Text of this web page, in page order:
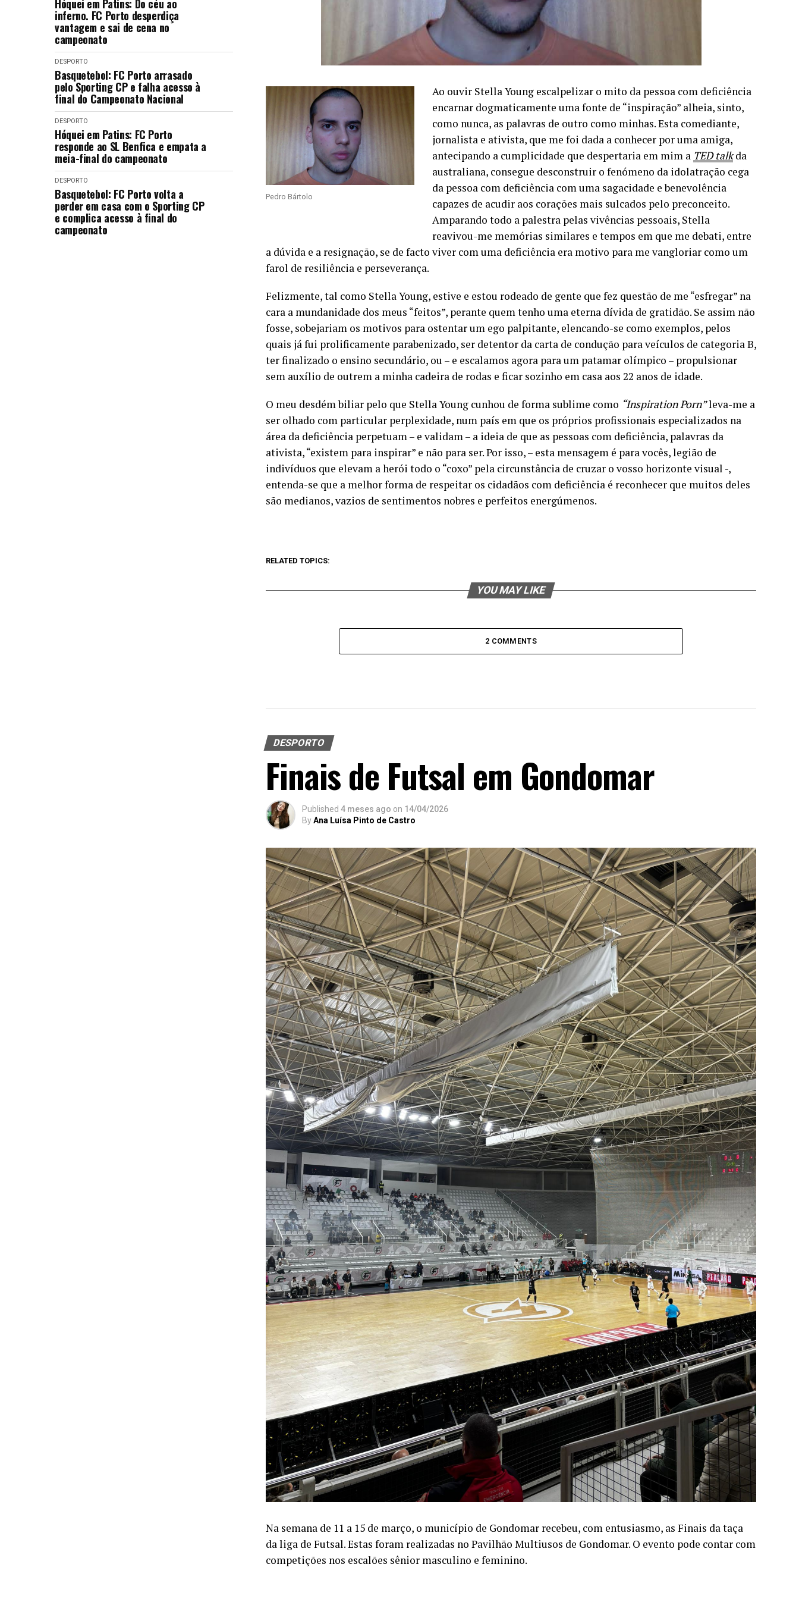
Hóquei em Patins: Do céu ao
inferno. FC Porto desperdiça
vantagem e sai de cena no
campeonato
DESPORTO
Basquetebol: FC Porto arrasado
pelo Sporting CP e falha acesso à
final do Campeonato Nacional
DESPORTO
Hóquei em Patins: FC Porto
responde ao SL Benfica e empata a
meia-final do campeonato
DESPORTO
Basquetebol: FC Porto volta a
perder em casa com o Sporting CP
e complica acesso à final do
campeonato
Pedro Bártolo
Ao ouvir Stella Young escalpelizar o mito da pessoa com deficiência
encarnar dogmaticamente uma fonte de “inspiração” alheia, sinto,
como nunca, as palavras de outro como minhas. Esta comediante,
jornalista e ativista, que me foi dada a conhecer por uma amiga,
antecipando a cumplicidade que despertaria em mim a TED talkda
australiana, consegue desconstruir o fenómeno da idolatração cega
da pessoa com deficiência com uma sagacidade e benevolência
capazes de acudir aos corações mais sulcados pelo preconceito.
Amparando todo a palestra pelas vivências pessoais, Stella
reavivou-me memórias similares e tempos em que me debati, entre
a dúvida e a resignação, se de facto viver com uma deficiência era motivo para me vangloriar como um
farol de resiliência e perseverança.
Felizmente, tal como Stella Young, estive e estou rodeado de gente que fez questão de me “esfregar” na
cara a mundanidade dos meus “feitos”, perante quem tenho uma eterna dívida de gratidão. Se assim não
fosse, sobejariam os motivos para ostentar um ego palpitante, elencando-se como exemplos, pelos
quais já fui prolificamente parabenizado, ser detentor da carta de condução para veículos de categoria B,
ter finalizado o ensino secundário, ou – e escalamos agora para um patamar olímpico – propulsionar
sem auxílio de outrem a minha cadeira de rodas e ficar sozinho em casa aos 22 anos de idade.
O meu desdém biliar pelo que Stella Young cunhou de forma sublime como “Inspiration Porn”leva-me a
ser olhado com particular perplexidade, num país em que os próprios profissionais especializados na
área da deficiência perpetuam – e validam – a ideia de que as pessoas com deficiência, palavras da
ativista, “existem para inspirar” e não para ser. Por isso, – esta mensagem é para vocês, legião de
indivíduos que elevam a herói todo o “coxo” pela circunstância de cruzar o vosso horizonte visual -,
entenda-se que a melhor forma de respeitar os cidadãos com deficiência é reconhecer que muitos deles
são medianos, vazios de sentimentos nobres e perfeitos energúmenos.
RELATED TOPICS:
YOU MAY LIKE
2 COMMENTS
DESPORTO
Finais de Futsal em Gondomar
Published 4 meses ago on 14/04/2026
ByAna Luísa Pinto de Castro
Na semana de 11 a 15 de março, o município de Gondomar recebeu, com entusiasmo, as Finais da taça
da liga de Futsal. Estas foram realizadas no Pavilhão Multiusos de Gondomar. O evento pode contar com
competições nos escalões sênior masculino e feminino.